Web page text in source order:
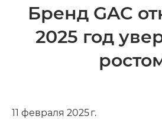
Бренд GAC
2025 год
11 февраля 2025 г.